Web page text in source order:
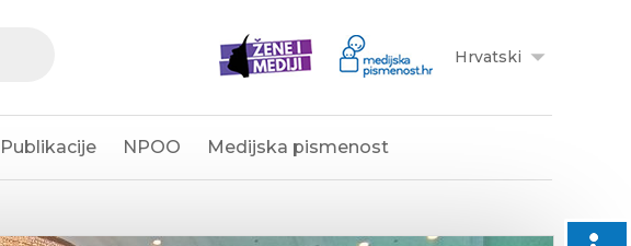
Hrvatski
Publikacije NPOO Medijska pismenost